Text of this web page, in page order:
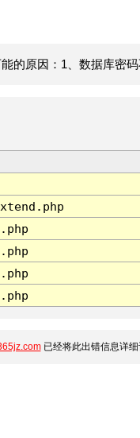
的原因：1、数据库密码
已经将此出错信息详细